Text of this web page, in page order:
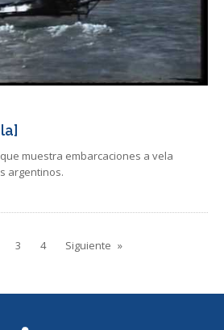
muestra embarcaciones a vela
argentinos.
3 4 Siguiente